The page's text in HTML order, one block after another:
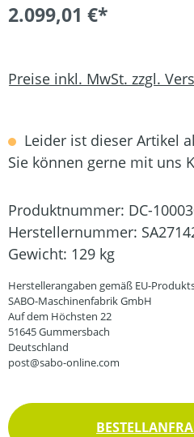
2.099,01 €*
Preise inkl. MwSt. zzgl.
Leider ist dieser Artikel
Sie können gerne mit uns
Produktnummer: DC-
Herstellernummer:
Gewicht: 129 kg
Herstellerangaben gemäß EU-
SABO-Maschinenfabrik GmbH
Auf dem Höchsten 22
51645 Gummersbach
Deutschland
post@sabo-online.com